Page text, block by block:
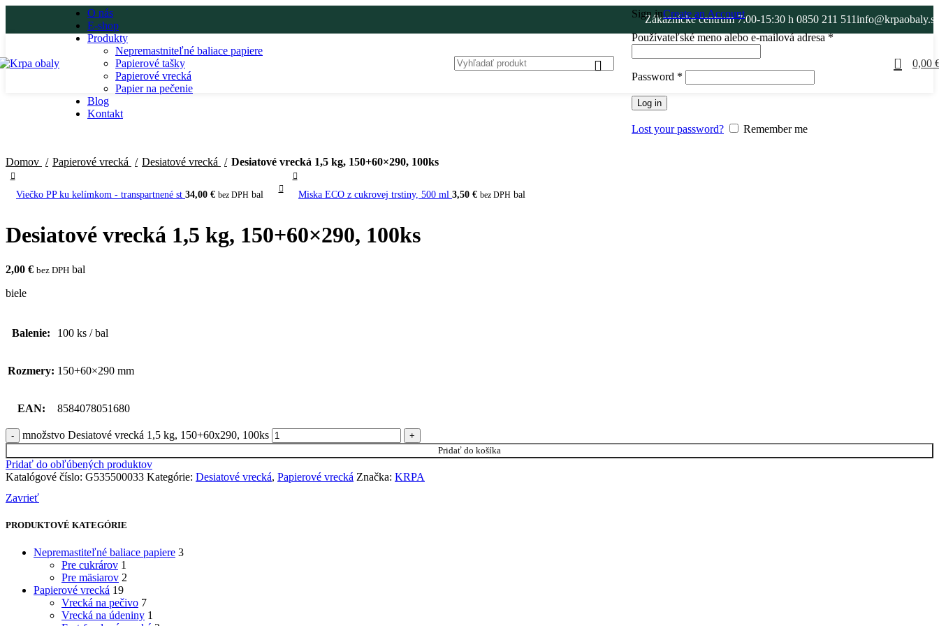
Zákaznícke centrum 7:00-15:30 h 0850 211 511
O nás
E-shop
Produkty
Nepremastniteľné baliace papiere
Papierové tašky
Papierové vrecká
Papier na pečenie
Blog
Kontakt
Sign inCreate an Account
Používateľské meno alebo e-mailová adresa*
Password *
Log in
Lost your password? Remember me
0 0,00
Domov Papierové vrecká Desiatové vrecká Desiatové vrecká 1,5 kg, 150+60×290, 100ks
Viečko PP ku kelímkom - transpartnené st 34,00 € bez DPH bal Miska ECO z cukrovej trstiny, 500 ml 3,50 € bez DPH bal
Desiatové vrecká 1,5 kg, 150+60×290, 100ks
2,00 € bez DPH bal
biele
Balenie: 100 ks / bal
Rozmery: 150+60×290 mm
EAN: 8584078051680
množstvo Desiatové vrecká 1,5 kg, 150+60x290, 100ks
Pridať do košíka
Pridať do obľúbených produktov
Katalógové číslo: G535500033 Kategórie: Desiatové vrecká, Papierové vrecká Značka: KRPA
Zavrieť
PRODUKTOVÉ KATEGÓRIE
Nepremastiteľné baliace papiere 3
Pre cukrárov 1
Pre mäsiarov 2
Papierové vrecká 19
Vrecká na pečivo 7
Vrecká na údeniny 1